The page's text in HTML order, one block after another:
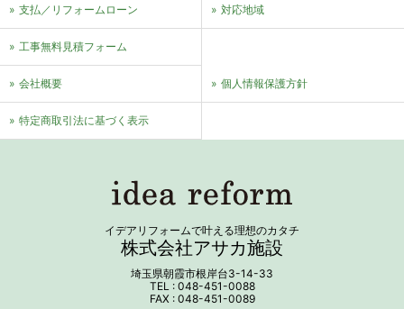
イデアリフォームで叶える理想のカタチ
株式会社アサカ施設
埼玉県朝霞市根岸台3-14-33
TEL : 048-451-0088
FAX : 048-451-0089
支払／リフォームローン 対応地域
⼯事無料⾒積フォーム
会社概要 個⼈情報保護⽅針
特定商取引法に基づく表⽰